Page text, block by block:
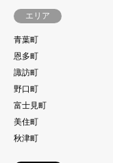
エリア
青葉町
恩多町
諏訪町
野口町
富士見町
美住町
秋津町